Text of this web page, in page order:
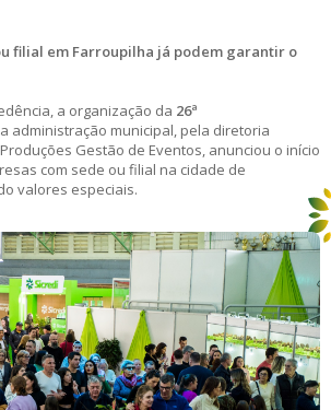
filial em Farroupilha já podem garantir o
a organização da 26ª
administração municipal, pela diretoria
Gestão de Eventos, anunciou o início
com sede ou filial na cidade de
valores especiais.